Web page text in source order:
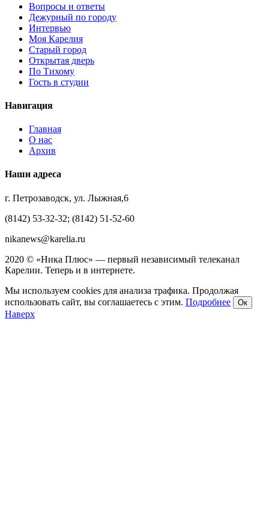
Вопросы и ответы
Дежурный по городу
Интервью
Моя Карелия
Старый город
Открытая дверь
По Тихому
Гость в студии
Навигация
Главная
О нас
Архив
Наши адреса
г. Петрозаводск, ул. Лыжная,6
(8142) 53-32-32; (8142) 51-52-60
nikanews@karelia.ru
2020 © «Ника Плюс» — первый независимый телеканал
Карелии. Теперь и в интернете.
Мы используем cookies для анализа трафика. Продолжая
использовать сайт, вы соглашаетесь с этим. Подробнее Ок
Наверх